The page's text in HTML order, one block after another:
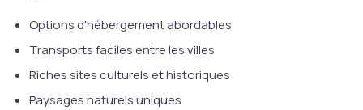
Options d'hébergement abordables
Transports faciles entre les villes
Riches sites culturels et historiques
Paysages naturels uniques